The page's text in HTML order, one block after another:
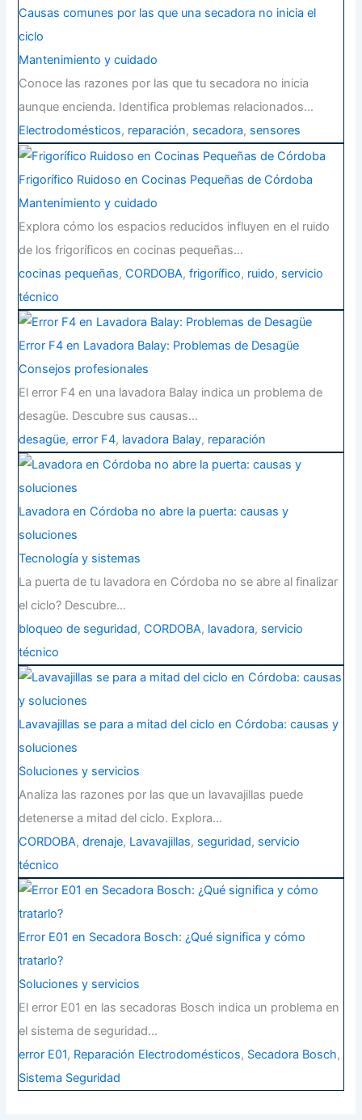
Causas comunes por las que una secadora no inicia el
ciclo
Mantenimiento y cuidado
Conoce las razones por las que tu secadora no inicia
aunque encienda. Identifica problemas relacionados…
Electrodomésticos, reparación, secadora, sensores
Frigorífico Ruidoso en Cocinas Pequeñas de Córdoba
Mantenimiento y cuidado
Explora cómo los espacios reducidos influyen en el ruido
de los frigoríficos en cocinas pequeñas…
cocinas pequeñas,CORDOBA,frigorífico, ruido, servicio
técnico
Error F4 en Lavadora Balay: Problemas de Desagüe
Consejos profesionales
El error F4 en una lavadora Balay indica un problema de
desagüe. Descubre sus causas…
desagüe,error F4, lavadora Balay, reparación
Lavadora en Córdoba no abre la puerta: causas y
soluciones
Tecnología y sistemas
La puerta de tu lavadora en Córdoba no se abre al finalizar
el ciclo? Descubre…
bloqueo de seguridad,CORDOBA, lavadora, servicio
técnico
Lavavajillas se para a mitad del ciclo en Córdoba: causas y
soluciones
Soluciones y servicios
Analiza las razones por las que un lavavajillas puede
detenerse a mitad del ciclo. Explora…
CORDOBA,drenaje, Lavavajillas, seguridad, servicio
técnico
Error E01 en Secadora Bosch: ¿Qué significa y cómo
tratarlo?
Soluciones y servicios
El error E01 en las secadoras Bosch indica un problema en
el sistema de seguridad…
error E01, Reparación Electrodomésticos, Secadora Bosch,
Sistema Seguridad